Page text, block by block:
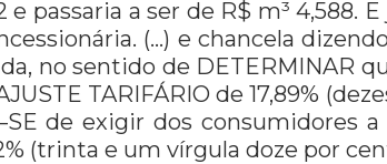
passaria a ser de R$ m³ 4,588.
(…) e chancela
no sentido de DETERMINAR
TARIFÁRIO de 17,89%
de exigir dos consumidores
(trinta e um vírgula doze por